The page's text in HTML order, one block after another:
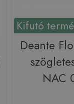
Kifutó
Deante
NAC